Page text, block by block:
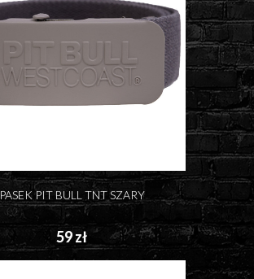
PASEK PIT BULL TNT SZARY
59 zł